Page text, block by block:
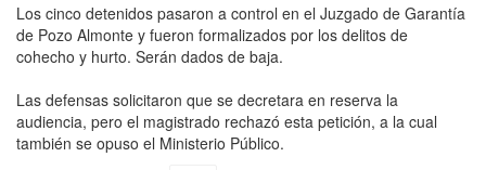
Los cinco detenidos pasaron a control en el Juzgado de Garantía
de Pozo Almonte y fueron formalizados por los delitos de
cohecho y hurto. Serán dados de baja.
Las defensas solicitaron que se decretara en reserva la
audiencia, pero el magistrado rechazó esta petición, a la cual
también se opuso el Ministerio Público.